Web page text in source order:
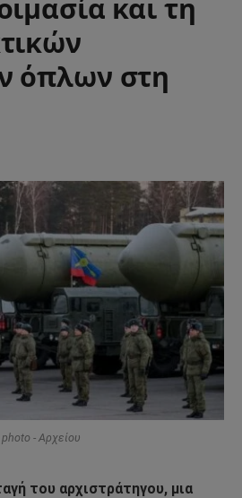
και τη
όπλων στη
photo - Αρχείου
του αρχιστράτηγου, μια